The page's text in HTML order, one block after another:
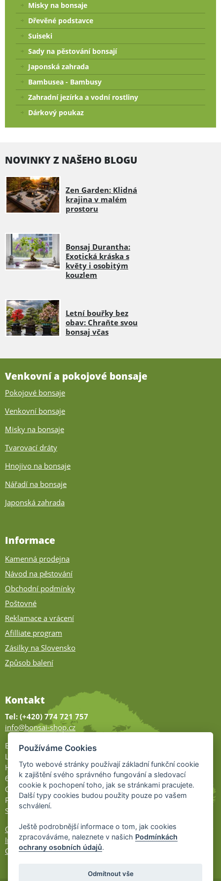
Misky na bonsaje
Dřevěné podstavce
Suiseki
Sady na pěstování bonsají
Japonská zahrada
Bambusea - Bambusy
Zahradní jezírka a vodní rostliny
Dárkový poukaz
NOVINKY Z NAŠEHO BLOGU
Zen Garden: Klidná
krajina v malém
prostoru
Bonsaj Durantha:
Exotická kráska s
květy i osobitým
kouzlem
Letní bouřky bez
obav: Chraňte svou
bonsaj včas
Venkovní a pokojové bonsaje
Pokojové bonsaje
Venkovní bonsaje
Misky na bonsaje
Tvarovací dráty
Hnojivo na bonsaje
Nářadí na bonsaje
Japonská zahrada
Informace
Kamenná prodejna
Návod na pěstování
Obchodní podmínky
Poštovné
Reklamace a vrácení
Afilliate program
Zásilky na Slovensko
Způsob balení
Kontakt
Tel: (+420) 774 721 757
info@bonsai-shop.cz
Bonsai-shop
Legionářů 2
Hodonín
695 01
Otevřeno:
Po-Pá 9-17
So 9-11:30
Ochrana osobních údajů
Informace UKZÚZ
Cookies
Používáme Cookies
Tyto webové stránky používají základní funkční cookie
k zajištění svého správného fungování a sledovací
cookie k pochopení toho, jak se stránkami pracujete.
Další typy cookies budou použity pouze po vašem
schválení.
Ještě podrobnější informace o tom, jak cookies
zpracováváme, naleznete v našich Podmínkách
ochrany osobních údajů.
Odmítnout vše